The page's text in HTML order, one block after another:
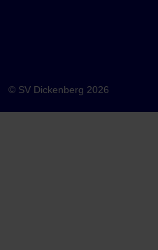
© SV Dickenberg 2026